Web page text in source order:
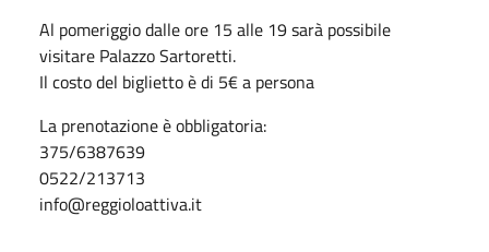
Al pomeriggio dalle ore 15 alle 19 sarà possibile
visitare Palazzo Sartoretti.
Il costo del biglietto è di 5€ a persona
La prenotazione è obbligatoria:
375/6387639
0522/213713
info@reggioloattiva.it